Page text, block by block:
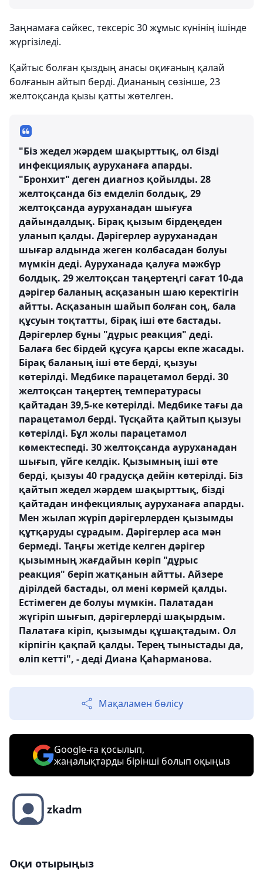
Заңнамаға сәйкес, тексеріс 30 жұмыс күнінің ішінде
жүргізіледі.
Қайтыс болған қыздың анасы оқиғаның қалай
болғанын айтып берді. Диананың сөзінше, 23
желтоқсанда қызы қатты жөтелген.
"Біз жедел жәрдем шақырттық, ол бізді
инфекциялық ауруханаға апарды.
"Бронхит" деген диагноз қойылды. 28
желтоқсанда біз емделіп болдық, 29
желтоқсанда ауруханадан шығуға
дайындалдық. Бірақ қызым бірдеңеден
уланып қалды. Дәрігерлер ауруханадан
шығар алдында жеген колбасадан болуы
мүмкін деді. Ауруханада қалуға мәжбүр
болдық. 29 желтоқсан таңертеңгі сағат 10-да
дәрігер баланың асқазанын шаю керектігін
айтты. Асқазанын шайып болған соң, бала
құсуын тоқтатты, бірақ іші өте бастады.
Дәрігерлер бұны "дұрыс реакция" деді.
Балаға бес бірдей құсуға қарсы екпе жасады.
Бірақ баланың іші өте берді, қызуы
көтерілді. Медбике парацетамол берді. 30
желтоқсан таңертең температурасы
қайтадан 39,5-ке көтерілді. Медбике тағы да
парацетамол берді. Түсқайта қайтып қызуы
көтерілді. Бұл жолы парацетамол
көмектеспеді. 30 желтоқсанда ауруханадан
шығып, үйге келдік. Қызымның іші өте
берді, қызуы 40 градусқа дейін көтерілді. Біз
қайтып жедел жәрдем шақырттық, бізді
қайтадан инфекциялық ауруханаға апарды.
Мен жылап жүріп дәрігерлерден қызымды
құтқаруды сұрадым. Дәрігерлер аса мән
бермеді. Таңғы жетіде келген дәрігер
қызымның жағдайын көріп "дұрыс
реакция" беріп жатқанын айтты. Айзере
дірілдей бастады, ол мені көрмей қалды.
Естімеген де болуы мүмкін. Палатадан
жүгіріп шығып, дәрігерлерді шақырдым.
Палатаға кіріп, қызымды құшақтадым. Ол
кірпігін қақпай қалды. Терең тыныстады да,
өліп кетті", - деді Диана Қаһарманова.
Мақаламен бөлісу
Google-ға қосылып,
жаңалықтарды бірінші болып оқыңыз
zkadm
Оқи отырыңыз